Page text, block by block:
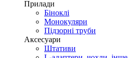
Прилади
Біноклі
Монокуляри
Підзорні труби
Аксесуари
Штативи